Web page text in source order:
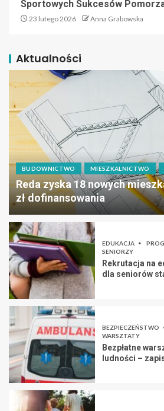
Sportowych Sukcesów
23 lutego 2026 Anna Grabowska
Aktualności
BUDOWNICTWO MIESZKALNICTWO
Reda zyska 18 nowych
zł dofinansowania
EDUKACJA
SENIORZY
Rekrutacja na
dla seniorów
BEZPIECZEŃSTWO
WARSZTATY
Bezpłatne
ludności –